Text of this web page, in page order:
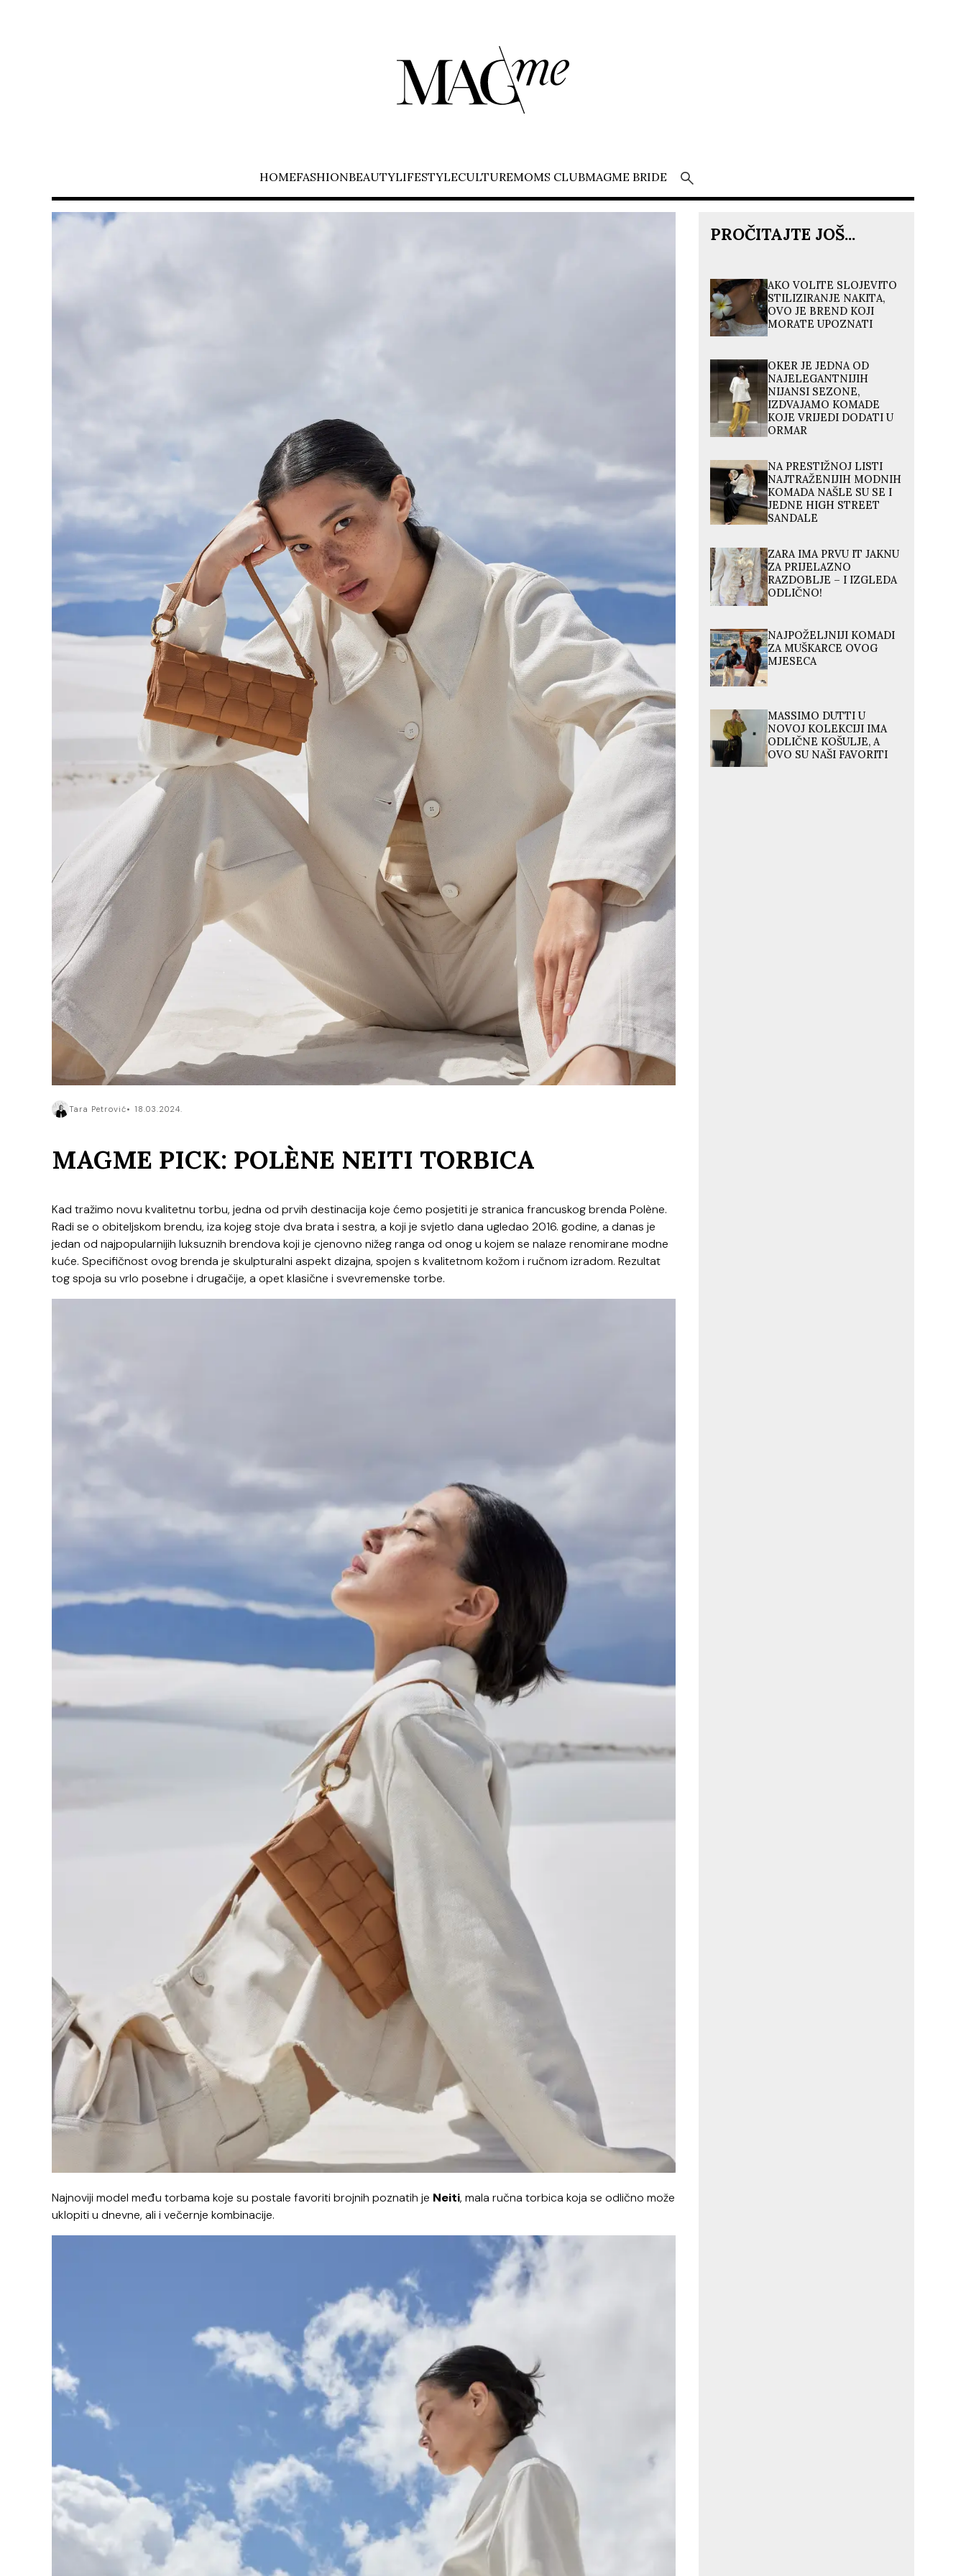
HOMEFASHIONBEAUTYLIFESTYLECULTUREMOMS CLUBMAGME BRIDE
Tara Petrović 18.03.2024.
MAGME PICK: POLÈNE NEITI TORBICA
Kad tražimo novu kvalitetnu torbu, jedna od prvih destinacija koje ćemo posjetiti je stranica francuskog brenda Polène.
Radi se o obiteljskom brendu, iza kojeg stoje dva brata i sestra, a koji je svjetlo dana ugledao 2016. godine, a danas je
jedan od najpopularnijih luksuznih brendova koji je cjenovno nižeg ranga od onog u kojem se nalaze renomirane modne
kuće. Specifičnost ovog brenda je skulpturalni aspekt dizajna, spojen s kvalitetnom kožom i ručnom izradom. Rezultat
tog spoja su vrlo posebne i drugačije, a opet klasične i svevremenske torbe.
Najnoviji model među torbama koje su postale favoriti brojnih poznatih je Neiti, mala ručna torbica koja se odlično može
uklopiti u dnevne, ali i večernje kombinacije.
PROČITAJTE JOŠ...
AKO VOLITE SLOJEVITO
STILIZIRANJE NAKITA,
OVO JE BREND KOJI
MORATE UPOZNATI
OKER JE JEDNA OD
NAJELEGANTNIJIH
NIJANSI SEZONE,
IZDVAJAMO KOMADE
KOJE VRIJEDI DODATI U
ORMAR
NA PRESTIŽNOJ LISTI
NAJTRAŽENIJIH MODNIH
KOMADA NAŠLE SU SE I
JEDNE HIGH STREET
SANDALE
ZARA IMA PRVU IT JAKNU
ZA PRIJELAZNO
RAZDOBLJE – I IZGLEDA
ODLIČNO!
NAJPOŽELJNIJI KOMADI
ZA MUŠKARCE OVOG
MJESECA
MASSIMO DUTTI U
NOVOJ KOLEKCIJI IMA
ODLIČNE KOŠULJE, A
OVO SU NAŠI FAVORITI